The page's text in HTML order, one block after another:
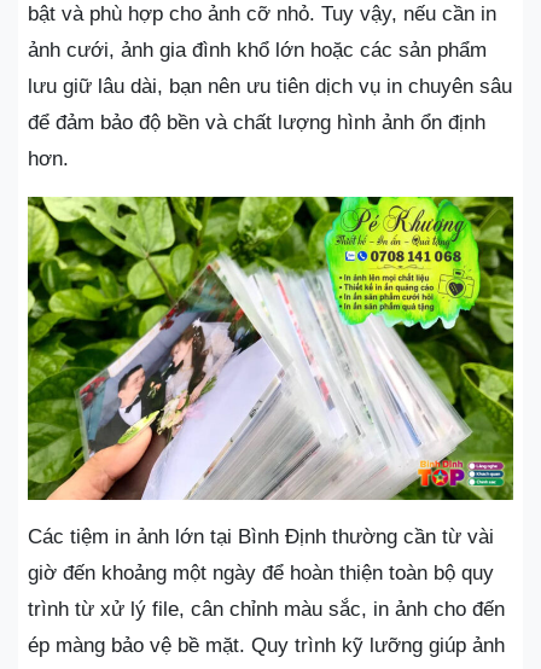
bật và phù hợp cho ảnh cỡ nhỏ. Tuy vậy, nếu cần in
ảnh cưới, ảnh gia đình khổ lớn hoặc các sản phẩm
lưu giữ lâu dài, bạn nên ưu tiên dịch vụ in chuyên sâu
để đảm bảo độ bền và chất lượng hình ảnh ổn định
hơn.
Các tiệm in ảnh lớn tại Bình Định thường cần từ vài
giờ đến khoảng một ngày để hoàn thiện toàn bộ quy
trình từ xử lý file, cân chỉnh màu sắc, in ảnh cho đến
ép màng bảo vệ bề mặt. Quy trình kỹ lưỡng giúp ảnh